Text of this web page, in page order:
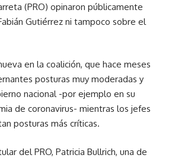
(PRO) opinaron públicamente
Gutiérrez ni tampoco sobre el
en la coalición, que hace meses
posturas muy moderadas y
nacional -por ejemplo en su
de coronavirus- mientras los jefes
posturas más críticas.
del PRO, Patricia Bullrich, una de